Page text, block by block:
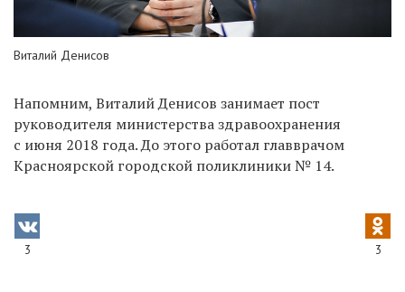
Виталий Денисов
Напомним, Виталий Денисов занимает пост
руководителя министерства здравоохранения
с июня 2018 года. До этого работал главврачом
Красноярской городской поликлиники № 14.
3 3